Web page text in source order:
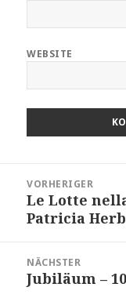
WEBSITE
VORHERIGER
Vorheriger
Beitrag:
Le Lotte
Patricia
NÄCHSTER
Nächster
Jubiläum –